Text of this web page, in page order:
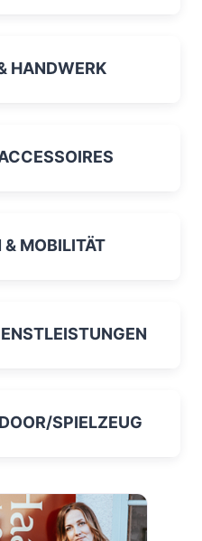
HANDWERK
& MOBILITÄT
SPIELZEUG